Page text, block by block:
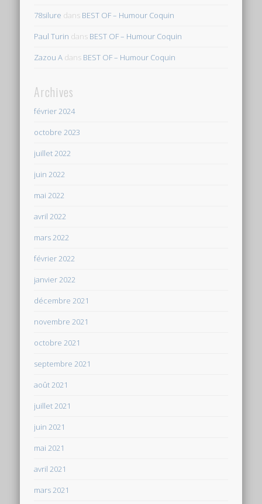
78silure dans BEST OF – Humour Coquin
Paul Turin dans BEST OF – Humour Coquin
Zazou A dans BEST OF – Humour Coquin
Archives
février 2024
octobre 2023
juillet 2022
juin 2022
mai 2022
avril 2022
mars 2022
février 2022
janvier 2022
décembre 2021
novembre 2021
octobre 2021
septembre 2021
août 2021
juillet 2021
juin 2021
mai 2021
avril 2021
mars 2021